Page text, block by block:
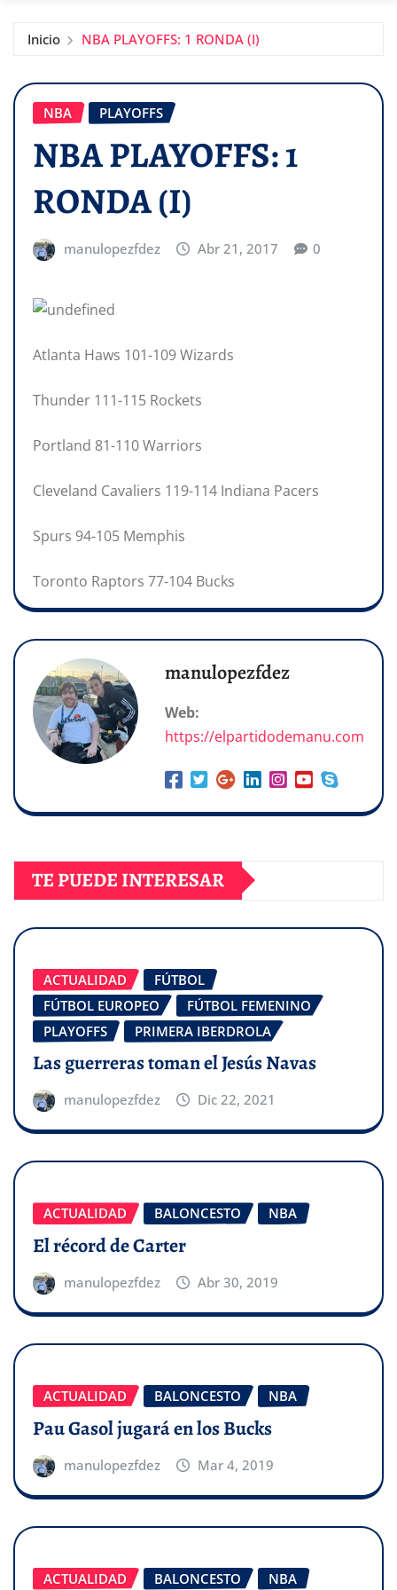
Inicio NBA PLAYOFFS: 1 RONDA (I)
NBA PLAYOFFS
NBA PLAYOFFS: 1
RONDA (I)
manulopezfdez Abr 21, 2017 0
Atlanta Haws 101-109 Wizards
Thunder 111-115 Rockets
Portland 81-110 Warriors
Cleveland Cavaliers 119-114 Indiana Pacers
Spurs 94-105 Memphis
Toronto Raptors 77-104 Bucks
manulopezfdez
Web:
https://elpartidodemanu.com
TE PUEDE INTERESAR
ACTUALIDAD
FÚTBOL
FÚTBOL EUROPEO
FÚTBOL FEMENINO
PLAYOFFS
PRIMERA IBERDROLA
Las guerreras toman el Jesús Navas
manulopezfdez Dic 22, 2021
ACTUALIDAD BALONCESTO NBA
El récord de Carter
manulopezfdez Abr 30, 2019
ACTUALIDAD BALONCESTO NBA
Pau Gasol jugará en los Bucks
manulopezfdez Mar 4, 2019
ACTUALIDAD BALONCESTO NBA